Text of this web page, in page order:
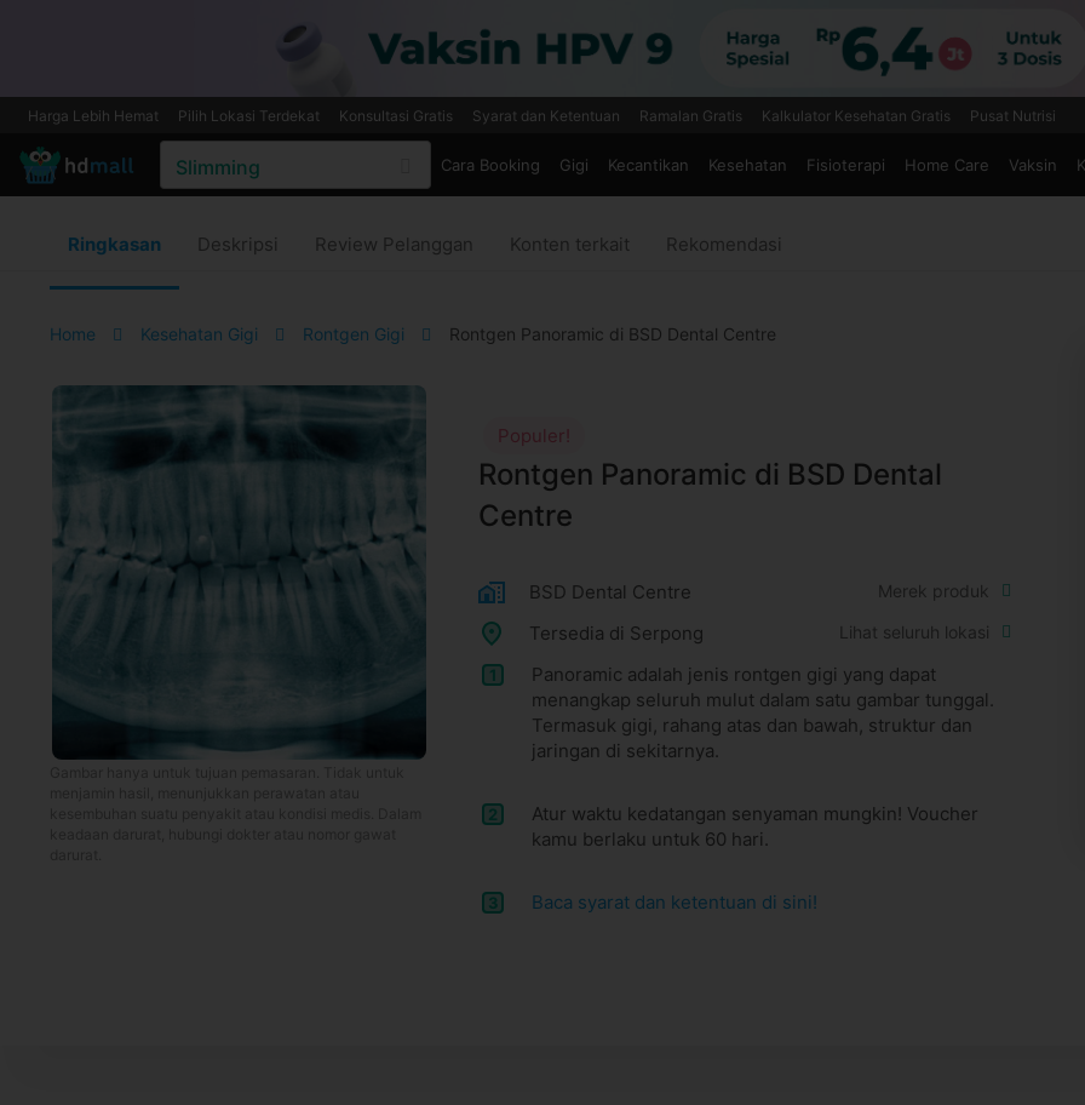
Harga Lebih Hemat Pilih Lokasi Terdekat Konsultasi Gratis Syarat dan Ketentuan Ramalan Gratis Kalkulator Kesehatan Gratis Pusat Nutrisi
Cara Booking Gigi Kecantikan Kesehatan Fisioterapi Home Care Vaksin
Ringkasan Deskripsi Review Pelanggan Konten terkait Rekomendasi
Home Kesehatan Gigi Rontgen Gigi Rontgen Panoramic di BSD Dental Centre
Populer!
Rontgen Panoramic di BSD Dental
Centre
BSD Dental Centre Merek produk
Tersedia di Serpong Lihat seluruh lokasi
1
Panoramic adalah jenis rontgen gigi yang dapat
menangkap seluruh mulut dalam satu gambar tunggal.
Termasuk gigi, rahang atas dan bawah, struktur dan
jaringan di sekitarnya.
2
Atur waktu kedatangan senyaman mungkin! Voucher
kamu berlaku untuk 60 hari.
3 Baca syarat dan ketentuan di sini!